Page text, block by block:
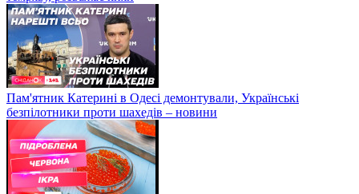
Пам'ятник Катерині в Одесі демонтували, Українські
безпілотники проти шахедів – новини